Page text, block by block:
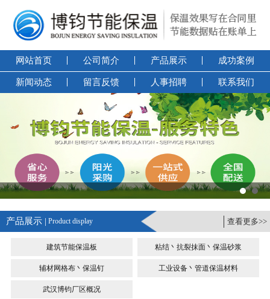
网站首页 公司简介 产品展示 成功案例
新闻动态 留言反馈 人事招聘 联系我们
产品展示 | Product display 查看更多>>
建筑节能保温板 粘结丶抗裂抹面丶保温砂浆
辅材网格布丶保温钉 工业设备丶管道保温材料
武汉博钧厂区概况